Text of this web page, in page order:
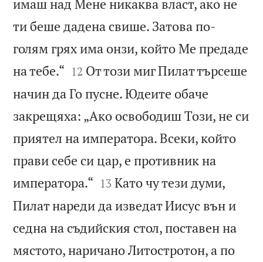
имаш над Мене никаква власт, ако не
ти беше дадена свише. Затова по-
голям грях има онзи, който Ме предаде
на тебе.“ 

12 От този миг Пилат търсеше
начин да Го пусне. Юдеите обаче
закрещяха: „Ако освободиш Този, не си
приятел на императора. Всеки, който
прави себе си цар, е противник на
императора.“ 

13 Като чу тези думи,
Пилат нареди да изведат Иисус вън и
седна на съдийския стол, поставен на
мястото, наричано Литостротон, а по